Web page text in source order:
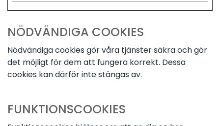
NÖDVÄNDIGA COOKIES
Nödvändiga cookies gör våra tjänster säkra och gör
det möjligt för dem att fungera korrekt. Dessa
cookies kan därför inte stängas av.
FUNKTIONSCOOKIES